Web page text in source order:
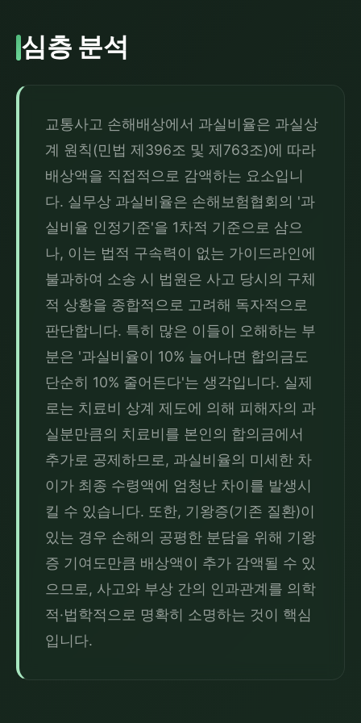
심층 분석
교통사고 손해배상에서 과실비율은 과실상
계 원칙(민법 제396조 및 제763조)에 따라
배상액을 직접적으로 감액하는 요소입니
다. 실무상 과실비율은 손해보험협회의 '과
실비율 인정기준'을 1차적 기준으로 삼으
나, 이는 법적 구속력이 없는 가이드라인에
불과하여 소송 시 법원은 사고 당시의 구체
적 상황을 종합적으로 고려해 독자적으로
판단합니다. 특히 많은 이들이 오해하는 부
분은 '과실비율이 10% 늘어나면 합의금도
단순히 10% 줄어든다'는 생각입니다. 실제
로는 치료비 상계 제도에 의해 피해자의 과
실분만큼의 치료비를 본인의 합의금에서
추가로 공제하므로, 과실비율의 미세한 차
이가 최종 수령액에 엄청난 차이를 발생시
킬 수 있습니다. 또한, 기왕증(기존 질환)이
있는 경우 손해의 공평한 분담을 위해 기왕
증 기여도만큼 배상액이 추가 감액될 수 있
으므로, 사고와 부상 간의 인과관계를 의학
적·법학적으로 명확히 소명하는 것이 핵심
입니다.